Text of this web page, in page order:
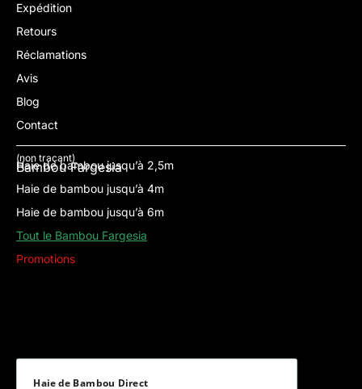
Expédition
Retours
Réclamations
Avis
Blog
Contact
Bambou Fargesia
(non traçant)
Haie de bambou jusqu’à 2,5m
Haie de bambou jusqu’à 4m
Haie de bambou jusqu’à 6m
Tout le Bambou Fargesia
Promotions
Haie de Bambou Direct